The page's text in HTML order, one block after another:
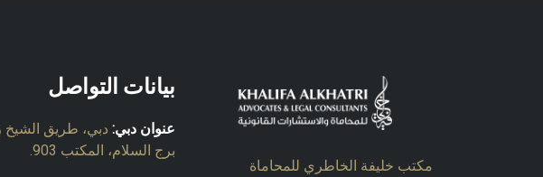
مكتب خليفة الخاطري للمحاماة
بيانات التواصل
عنوان دبي: دبي، طريق الشيخ
برج السلام، المكتب 903.